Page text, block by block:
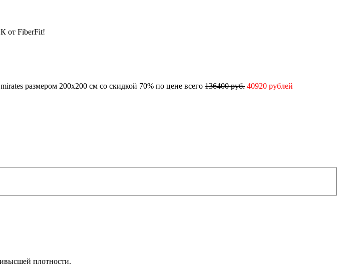
от FiberFit!
размером 200x200 см со скидкой 70% по цене всего 136400 руб. 40920 рублей
плотности.